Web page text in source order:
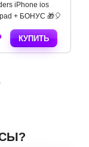
iPhone ios
+ БОНУС 🎁🎈
КУПИТЬ